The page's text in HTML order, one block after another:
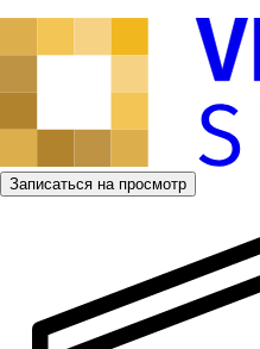
Записаться на просмотр